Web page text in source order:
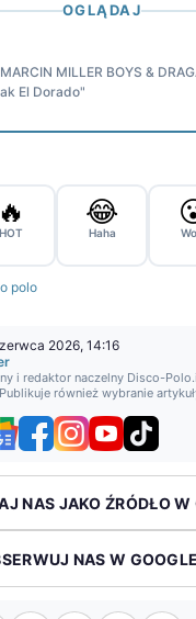
OGLĄDAJ
MILLER BOYS &
El Dorado"
🔥
HOT
😂
Haha
polo
2026, 14:16
i redaktor naczelny Disco-
również wybranie
NAS JAKO ŹRÓDŁO W
NAS W